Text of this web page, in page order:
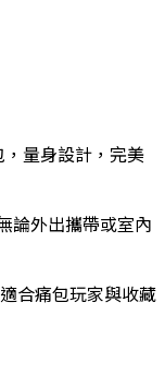
量身設計，完美
論外出攜帶或室內
合痛包玩家與收藏